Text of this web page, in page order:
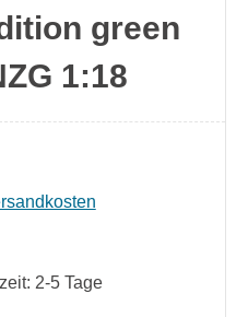
green
1:18
2-5 Tage